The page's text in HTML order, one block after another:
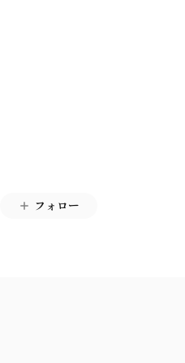
フォロー